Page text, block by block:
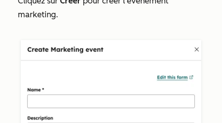
marketing.